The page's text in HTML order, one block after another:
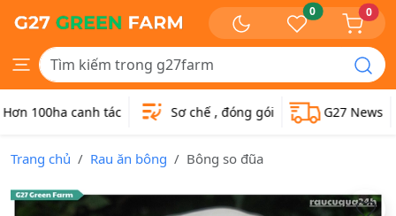
0 0
100ha canh tác Sơ chế , đóng gói G27 News
Trang chủ Rau ăn bông Bông so đũa